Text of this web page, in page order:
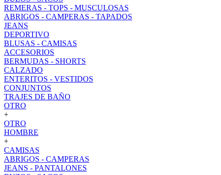
REMERAS - TOPS - MUSCULOSAS
ABRIGOS - CAMPERAS - TAPADOS
JEANS
DEPORTIVO
BLUSAS - CAMISAS
ACCESORIOS
BERMUDAS - SHORTS
CALZADO
ENTERITOS - VESTIDOS
CONJUNTOS
TRAJES DE BAÑO
OTRO
+
OTRO
HOMBRE
+
CAMISAS
ABRIGOS - CAMPERAS
JEANS - PANTALONES